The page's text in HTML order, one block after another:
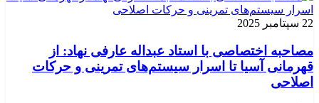
22 سپتامبر 2025
مصاحبه اختصاصی با استاد عبداله عارفی نهاد: از
قهرمانی آسیا تا اسرار سیستم‌های تمرینی و حرکات
اصلاحی